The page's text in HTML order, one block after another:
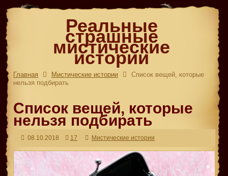
Реальные
страшные
мистические
истории
Главная Мистические истории
Список вещей, которые
нельзя подбирать
Список вещей, которые
нельзя подбирать
08.10.2018 17 Мистические истории